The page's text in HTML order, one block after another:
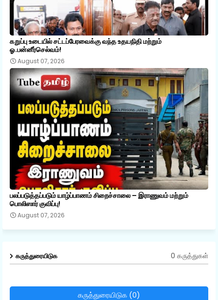
கறுப்பு உடையில் சட்டப்பேரவைக்கு வந்த உதயநிதி மற்றும்
ஓ.பன்னீர்செல்வம்!
August 07, 2026
பலப்படுத்தப்படும் யாழ்ப்பாணம் சிறைச்சாலை – இராணுவம் மற்றும்
பொலிஸார் குவிப்பு!
August 07, 2026
கருத்துரையிடுக 0 கருத்துகள்
கருத்துரையிடுக (0)